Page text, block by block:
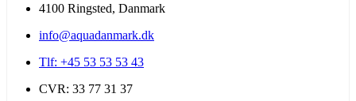
4100 Ringsted, Danmark
info@aquadanmark.dk
Tlf: +45 53 53 53 43
CVR: 33 77 31 37